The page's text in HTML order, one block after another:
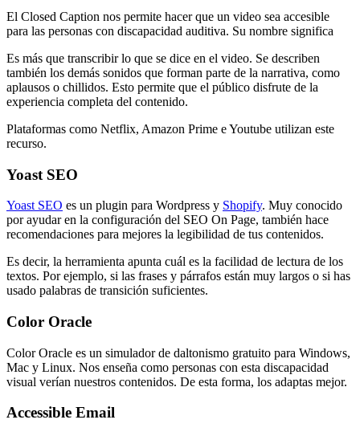
El Closed Caption nos permite hacer que un video sea accesible
para las personas con discapacidad auditiva. Su nombre significa
Es más que transcribir lo que se dice en el video. Se describen
también los demás sonidos que forman parte de la narrativa, como
aplausos o chillidos. Esto permite que el público disfrute de la
experiencia completa del contenido.
Plataformas como Netflix, Amazon Prime e Youtube utilizan este
recurso.
Yoast SEO
Yoast SEO es un plugin para Wordpress y Shopify. Muy conocido
por ayudar en la configuración del SEO On Page, también hace
recomendaciones para mejores la legibilidad de tus contenidos.
Es decir, la herramienta apunta cuál es la facilidad de lectura de los
textos. Por ejemplo, si las frases y párrafos están muy largos o si has
usado palabras de transición suficientes.
Color Oracle
Color Oracle es un simulador de daltonismo gratuito para Windows,
Mac y Linux. Nos enseña como personas con esta discapacidad
visual verían nuestros contenidos. De esta forma, los adaptas mejor.
Accessible Email